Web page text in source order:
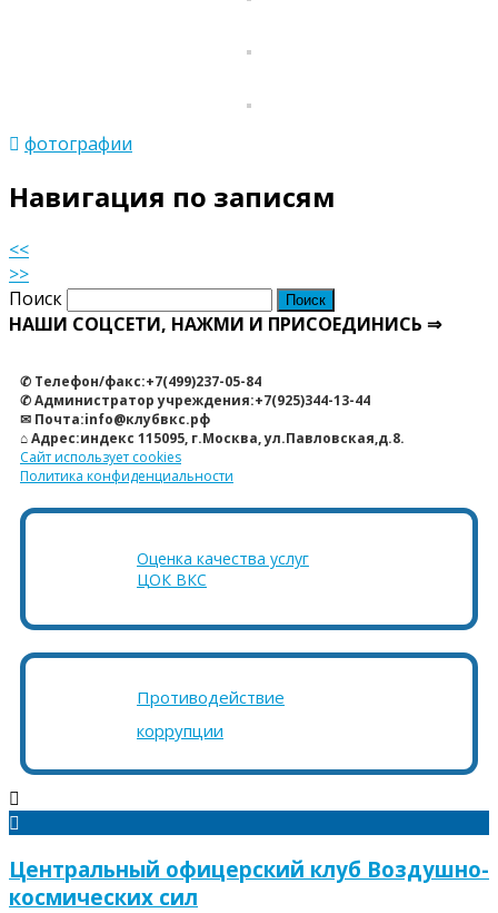
фотографии
Навигация по записям
<<
>>
Поиск
НАШИ СОЦСЕТИ, НАЖМИ И ПРИСОЕДИНИСЬ ⇒
✆ Телефон/факс:+7(499)237-05-84
✆ Администратор учреждения:+7(925)344-13-44
✉ Почта:info@клубвкс.рф
⌂ Адрес:индекс 115095, г.Москва, ул.Павловская,д.8.
Сайт использует cookies
Политика конфиденциальности
Оценка качества услуг
ЦОК ВКС
Противодействие
коррупции
Центральный офицерский клуб Воздушно-
космических сил